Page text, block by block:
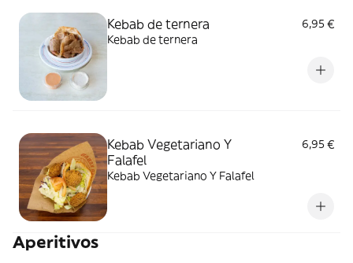
Kebab de ternera
6,95 €
Kebab de ternera
Kebab Vegetariano Y
Falafel
6,95 €
Kebab Vegetariano Y Falafel
Aperitivos